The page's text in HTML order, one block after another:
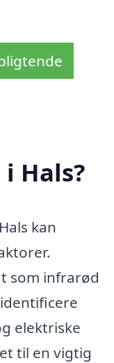
Hals?
kan
som infrarød
elektriske
til en vigtig